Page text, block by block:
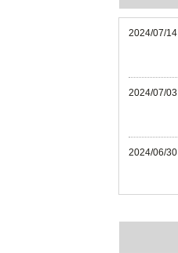
2024/07/14
2024/07/03
2024/06/30